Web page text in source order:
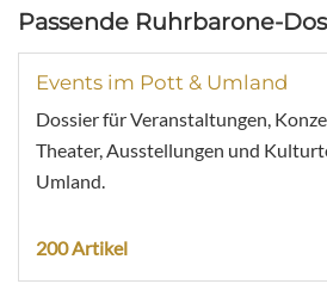
Passende Ruhrbarone-
Events im Pott & Umland
Dossier für Veranstaltungen,
Theater, Ausstellungen und
Umland.
200 Artikel